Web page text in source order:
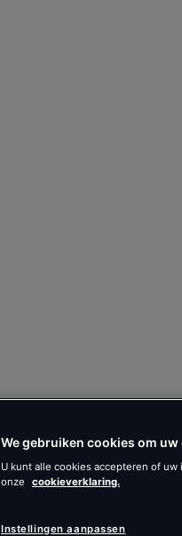
We gebruiken cookies om
U kunt alle cookies accepteren of
onze
cookieverklaring.
Instellingen aanpassen